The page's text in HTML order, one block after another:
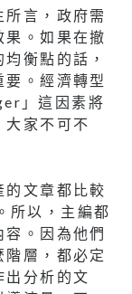
言，政府需
。如果在撤
衡點的話，
。經濟轉型
」這因素將
家不可不
文章都比較
所以，主編都
。因為他們
層，都必定
出分析的文